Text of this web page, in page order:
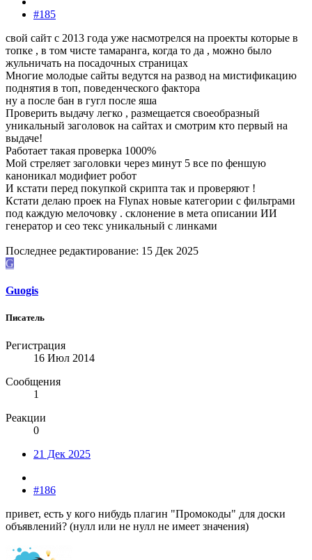
#185
свой сайт с 2013 года уже насмотрелся на проекты которые в
топке , в том чисте тамаранга, когда то да , можно было
жульничать на посадочных страницах
Многие молодые сайты ведутся на развод на мистификацию
поднятия в топ, поведенческого фактора
ну а после бан в гугл после яша
Проверить выдачу легко , размещается своеобразный
уникальный заголовок на сайтах и смотрим кто первый на
выдаче!
Работает такая проверка 1000%
Мой стреляет заголовки через минут 5 все по феншую
каноникал модифиет робот
И кстати перед покупкой скрипта так и проверяют !
Кстати делаю проек на Flynax новые категории с фильтрами
под каждую мелочовку . склонение в мета описании ИИ
генератор и сео текс уникальный с линками
Последнее редактирование: 15 Дек 2025
G
Guogis
Писатель
Регистрация
16 Июл 2014
Сообщения
1
Реакции
0
21 Дек 2025
#186
привет, есть у кого нибудь плагин "Промокоды" для доски
объявлений? (нулл или не нулл не имеет значения)